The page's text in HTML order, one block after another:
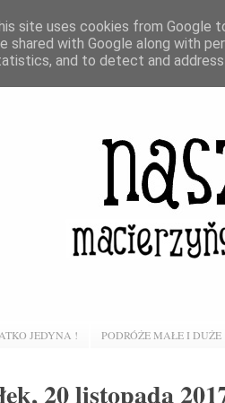
JEDYNA ! PODRÓŻE MAŁE I DUŻE
20 listopada
site uses cookies from Google
shared with Google along with
and to detect and address